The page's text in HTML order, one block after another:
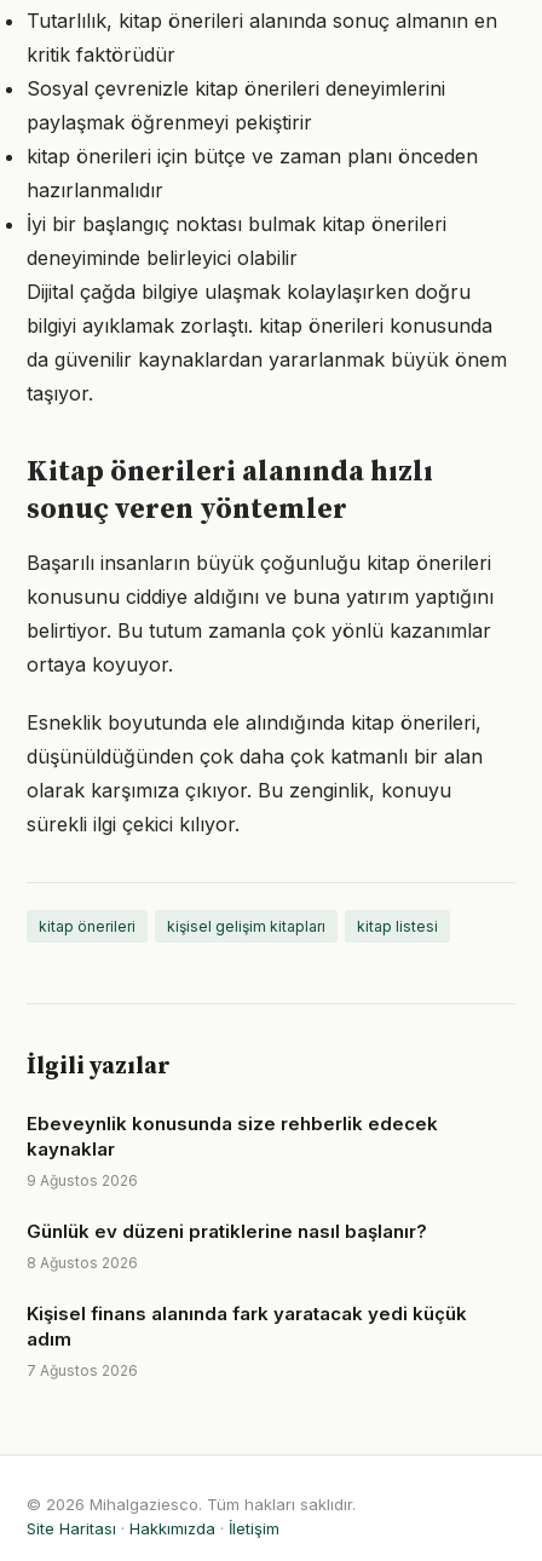
Tutarlılık, kitap önerileri alanında sonuç almanın en
kritik faktörüdür
Sosyal çevrenizle kitap önerileri deneyimlerini
paylaşmak öğrenmeyi pekiştirir
kitap önerileri için bütçe ve zaman planı önceden
hazırlanmalıdır
İyi bir başlangıç noktası bulmak kitap önerileri
deneyiminde belirleyici olabilir
Dijital çağda bilgiye ulaşmak kolaylaşırken doğru
bilgiyi ayıklamak zorlaştı. kitap önerileri konusunda
da güvenilir kaynaklardan yararlanmak büyük önem
taşıyor.
Kitap önerileri alanında hızlı
sonuç veren yöntemler
Başarılı insanların büyük çoğunluğu kitap önerileri
konusunu ciddiye aldığını ve buna yatırım yaptığını
belirtiyor. Bu tutum zamanla çok yönlü kazanımlar
ortaya koyuyor.
Esneklik boyutunda ele alındığında kitap önerileri,
düşünüldüğünden çok daha çok katmanlı bir alan
olarak karşımıza çıkıyor. Bu zenginlik, konuyu
sürekli ilgi çekici kılıyor.
kitap önerileri kişisel gelişim kitapları kitap listesi
İlgili yazılar
Ebeveynlik konusunda size rehberlik edecek
kaynaklar
9 Ağustos 2026
Günlük ev düzeni pratiklerine nasıl başlanır?
8 Ağustos 2026
Kişisel finans alanında fark yaratacak yedi küçük
adım
7 Ağustos 2026
© 2026 Mihalgaziesco. Tüm hakları saklıdır.
Site Haritası · Hakkımızda · İletişim